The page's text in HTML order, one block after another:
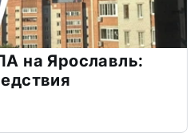
на Ярославль: